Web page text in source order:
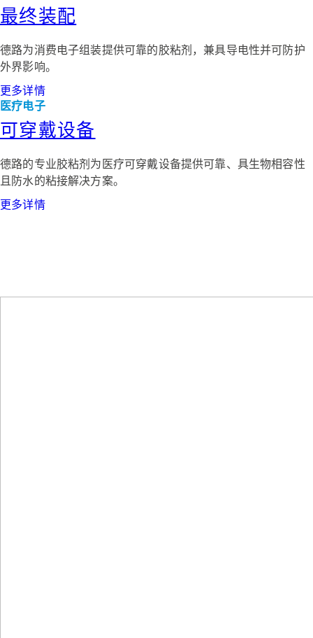
最终装配
德路为消费电子组装提供可靠的胶粘剂，兼具导电性并可防护
外界影响。
更多详情
医疗电子
可穿戴设备
德路的专业胶粘剂为医疗可穿戴设备提供可靠、具生物相容性
且防水的粘接解决方案。
更多详情